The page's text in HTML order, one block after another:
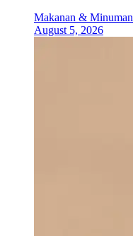
Makanan & Minuman
August 5, 2026